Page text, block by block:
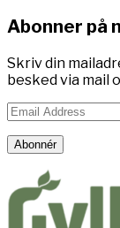
Abonner på
Skriv din
besked via mail
Email
Abonnér